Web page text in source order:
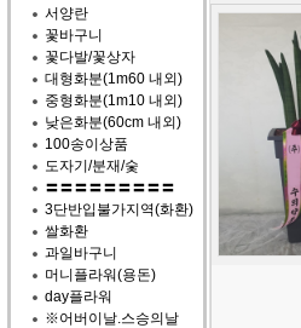
서양란
꽃바구니
꽃다발/꽃상자
대형화분(1m60 내외)
중형화분(1m10 내외)
낮은화분(60cm 내외)
100송이상품
도자기/분재/숯
〓〓〓〓〓〓〓〓〓
3단반입불가지역(화환)
쌀화환
과일바구니
머니플라워(용돈)
day플라워
※어버이날.스승의날